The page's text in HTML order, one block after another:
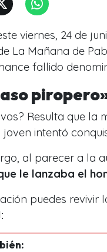
viernes, 24 de
La Mañana de
fallido
Resulta que la
joven intentó
al parecer a la
le lanzaba el
puedes revivir